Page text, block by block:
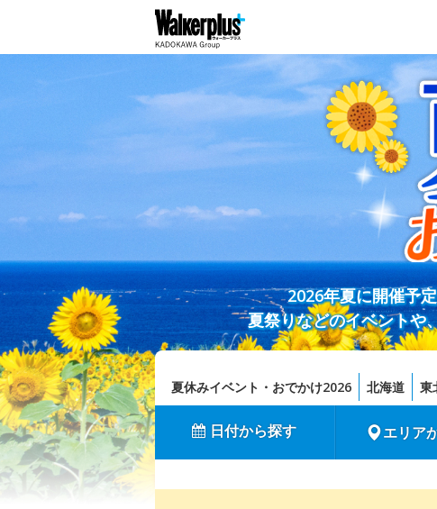
2026年夏に開催予
夏祭りなどのイベントや
夏休みイベント・おでかけ2026 北海道 東
日付から探す エリア